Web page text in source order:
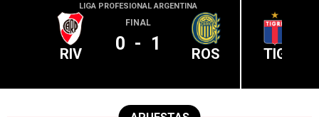
LIGA PROFESIONAL ARGENTINA
RIV
FINAL
0 - 1 ROS TIG